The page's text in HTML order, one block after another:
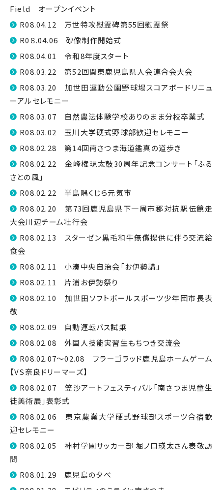
Field オープンイベント
R08.04.12 万世特攻慰霊碑第55回慰霊祭
R0８.04.06 砂像制作開始式
R08.04.01 令和8年度スタート
R08.03.22 第52回関東鹿児島県人会連合会大会
R08.03.20 加世田運動公園野球場スコアボードリニュ
ーアルセレモニー
R08.03.07 自然農法体験学校ありのまま分校卒業式
R08.03.02 玉川大学硬式野球部歓迎セレモニー
R08.02.28 第14回南さつま海道鑑真の道歩き
R08.02.22 金峰権現太鼓30周年記念コンサート「ふる
さとの風」
R08.02.22 半島隅くじら元気市
R08.02.20 第73回鹿児島県下一周市郡対抗駅伝競走
大会川辺チーム壮行会
R08.02.13 スターゼン黒毛和牛無償提供に伴う交流給
食会
R08.02.11 小湊中央自治会「お伊勢講」
R08.02.11 片浦お伊勢祭り
R08.02.10 加世田ソフトボールスポーツ少年団市長表
敬
R08.02.09 自動運転バス試乗
R08.02.08 外国人技能実習生もちつき交流会
R08.02.07～02.08 フラーゴラッド鹿児島ホームゲーム
【VS奈良ドリーマーズ】
R08.02.07 笠沙アートフェスティバル「南さつま児童生
徒美術展」表彰式
R08.02.06 東京農業大学硬式野球部スポーツ合宿歓
迎セレモニー
R08.02.05 神村学園サッカー部 堀ノ口瑛太さん表敬訪
問
R08.01.29 鹿児島の夕べ